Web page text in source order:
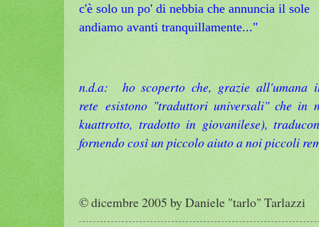
c'è solo un po' di nebbia che annuncia il sole
andiamo avanti tranquillamente..."
n.d.a: ho scoperto che, grazie all'umana
rete esistono "traduttori universali" che in
kuattrotto, tradotto in giovanilese),
fornendo così un piccolo aiuto a noi piccoli
© dicembre 2005 by Daniele "tarlo" Tarlazzi